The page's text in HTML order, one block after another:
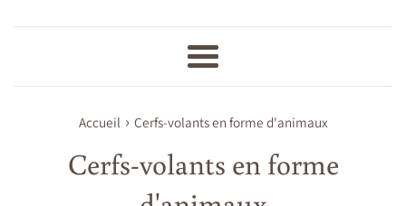
Menu
Accueil › Cerfs-volants en forme d'animaux
Cerfs-volants en forme